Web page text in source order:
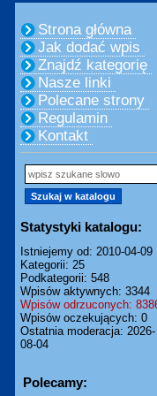
Strona główna
Jak dodać wpis
Znajdź kategorię
Nasze linki
Polecane strony
Regulamin
Kontakt
Statystyki katalogu:
Istniejemy od: 2010-04-09
Kategorii: 25
Podkategorii: 548
Wpisów aktywnych: 3344
Wpisów odrzuconych:
Wpisów oczekujących: 0
Ostatnia moderacja: 2026-
08-04
Polecamy: